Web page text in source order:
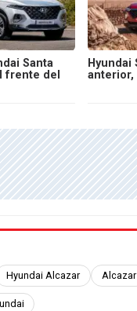
Santa
frente del
Hyundai
anterior,
Hyundai Alcazar Alcazar